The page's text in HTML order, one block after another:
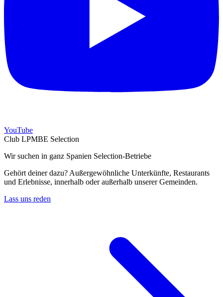
YouTube
Club LPMBE Selection
Wir suchen in ganz Spanien Selection-Betriebe
Gehört deiner dazu? Außergewöhnliche Unterkünfte, Restaurants
und Erlebnisse, innerhalb oder außerhalb unserer Gemeinden.
Lass uns reden